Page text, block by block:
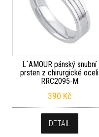
L´AMOUR pánský snubní
prsten z chirurgické oceli
RRC2095-M
390 Kč
DETAIL